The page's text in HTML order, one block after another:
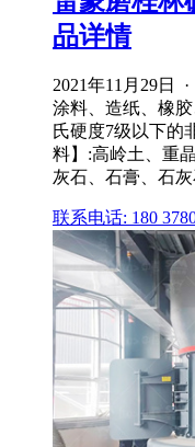
品详情
2021年11月29日
涂料、造纸、橡
氏硬度7级以下的
料】:高岭土、重
灰石、石膏、石灰
联系电话: 180